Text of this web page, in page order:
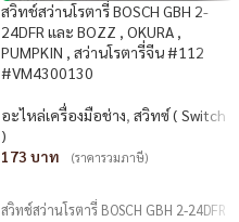
สวิทช์สว่านโรตารี่ BOSCH GBH 2-
24DFR และ BOZZ , OKURA ,
PUMPKIN , สว่านโรตารี่จีน #112
#VM4300130
อะไหล่เครื่องมือช่าง, สวิทซ์ ( Switch
)
173
(ราคารวมภาษี)
สวิทช์สว่านโรตารี่ BOSCH GBH 2-24DFR